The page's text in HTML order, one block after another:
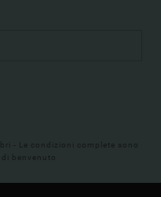
- Le condizioni complete sono
benvenuto